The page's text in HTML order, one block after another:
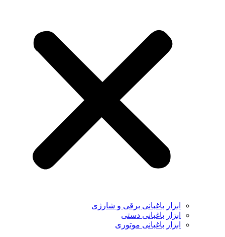
ابزار باغبانی برقی و شارژی
ابزار باغبانی دستی
ابزار باغبانی موتوری